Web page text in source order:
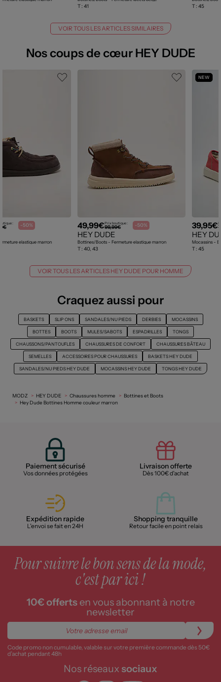
T : 41 T : 45
VOIR TOUS LES ARTICLES SIMILAIRES
Nos coups de cœur HEY DUDE
: -50%
elastique marron
49,99€Prix boutique :
99,99€ -50%
HEY DUDE
Bottines/Boots - Fermeture elastique marron
T : 40, 43
NEW
39,95€
HEY
Mocassins -
T : 45
VOIR TOUS LES ARTICLES HEY DUDE POUR HOMME
Craquez aussi pour
BASKETS SLIP ONS SANDALES/NU PIEDS DERBIES MOCASSINS
BOTTES BOOTS MULES/SABOTS ESPADRILLES TONGS
CHAUSSONS/PANTOUFLES CHAUSSURES DE CONFORT CHAUSSURES BÂTEAU
SEMELLES ACCESSOIRES POUR CHAUSSURES BASKETS HEY DUDE
SANDALES/NU PIEDS HEY DUDE MOCASSINS HEY DUDE TONGS HEY DUDE
MODZ HEY DUDE Chaussures homme
Bottines et Boots
Hey Dude Bottines Homme couleur marron
Paiement sécurisé
Vos données protégées
Livraison offerte
Dès 100€ d'achat
Expédition rapide
L'envoi se fait en 24H
Shopping tranquille
Retour facile en point relais
Pour suivre le bon sens de la mode,
c'est par ici !
10€ offertsen vous abonnant à notre
newsletter
Code promo non cumulable, valable sur votre première commande dès 50€
d’achat pendant 48h
Nos réseaux sociaux